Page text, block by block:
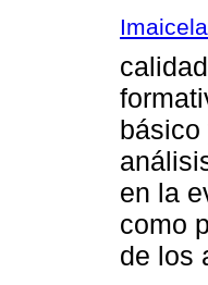
básico
en la
como
de los